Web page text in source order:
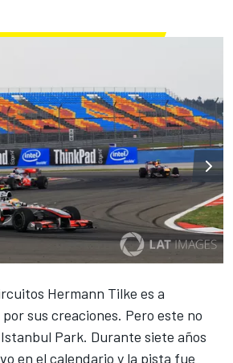
Hermann Tilke es a
sus creaciones. Pero este no
Park. Durante siete años
en el calendario y la pista fue